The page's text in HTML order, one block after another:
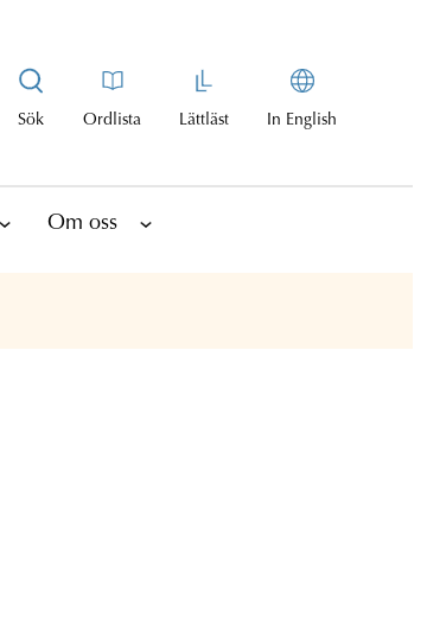
Sök Ordlista Lättläst In English
Om oss